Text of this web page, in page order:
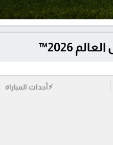
⚡أحداث المباراة